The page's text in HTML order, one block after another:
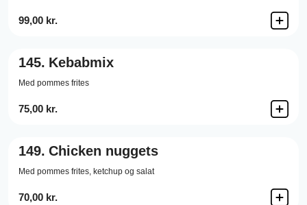
99,00 kr.
145. Kebabmix
Med pommes frites
75,00 kr.
149. Chicken nuggets
Med pommes frites, ketchup og salat
70,00 kr.